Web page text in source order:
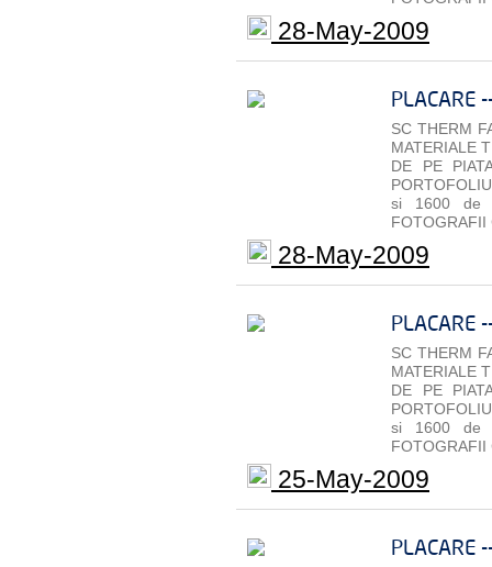
28-May-2009
PLACARE
SC THERM
MATERIALE
DE PE
si 1600 de
FOTOGRAFII
28-May-2009
PLACARE
SC THERM
MATERIALE
DE PE
si 1600 de
FOTOGRAFII
25-May-2009
PLACARE